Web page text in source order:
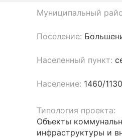
Муниципальный
Поселение:
Населенный пункт:
Население: 1460/1130
Типология проекта:
Объекты
инфраструктуры и